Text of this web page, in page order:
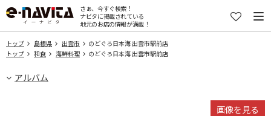
さぁ、今すぐ検索！
ナビタに掲載されている
地元のお店の情報が満載！
トップ 島根県 出雲市
のどぐろ日本海 出雲市駅前店
トップ
和食 海鮮料理 のどぐろ日本海 出雲市駅前店
アルバム
画像を見る